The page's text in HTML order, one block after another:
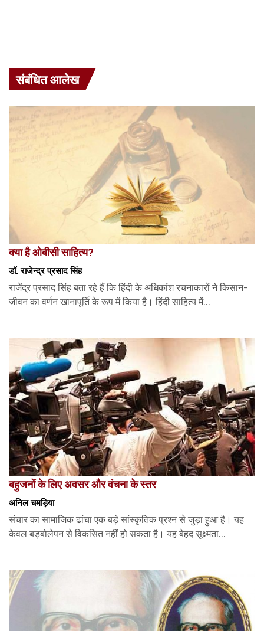
संबंधित आलेख
क्या है ओबीसी साहित्य?
डॉ. राजेन्द्र प्रसाद सिंह
राजेंद्र प्रसाद सिंह बता रहे हैं कि हिंदी के अधिकांश रचनाकारों ने किसान-
जीवन का वर्णन खानापूर्ति के रूप में किया है। हिंदी साहित्य में...
बहुजनों के लिए अवसर और वंचना के स्तर
अनिल चमड़िया
संचार का सामाजिक ढांचा एक बड़े सांस्कृतिक प्रश्न से जुड़ा हुआ है। यह
केवल बड़बोलेपन से विकसित नहीं हो सकता है। यह बेहद सूक्ष्मता...